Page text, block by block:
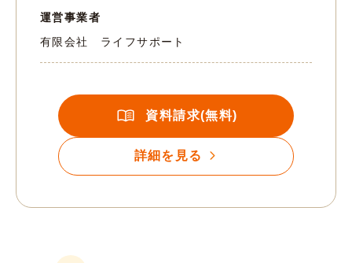
運営事業者
有限会社 ライフサポート
資料請求(無料)
詳細を見る